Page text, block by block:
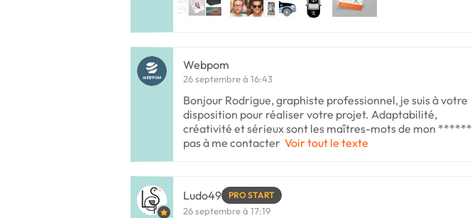
Webpom
26 septembre à 16:43
Bonjour Rodrigue, graphiste professionnel, je suis à votre
disposition pour réaliser votre projet. Adaptabilité,
créativité et sérieux sont les maîtres-mots de mon ******
pas à me contacter Voir tout le texte
Ludo49 PRO START
26 septembre à 17:19